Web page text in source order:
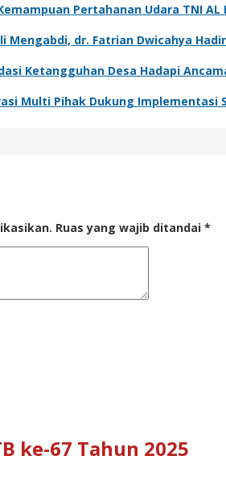
Pertahanan Udara TNI
Mengabdi, dr. Fatrian Dwicahya
Ketangguhan Desa Hadapi
Multi Pihak Dukung Implementasi
Ruas yang wajib ditandai *
ke-67 Tahun 2025